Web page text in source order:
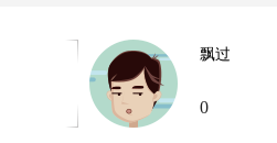
飘过
0